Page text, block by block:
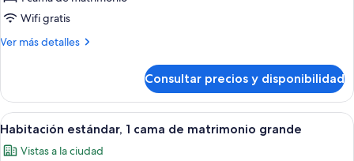
(Roll-
In
cama
matrimonio
Wifi gratis
Ver más detalles
Más
1
cama
de
Consultar precios y disponibilidad
Abrir
todas
las
Habitación de hotel con escritorio
12
Habitación estándar, 1 cama de matrimonio grande
Vistas a la ciudad